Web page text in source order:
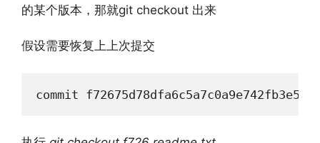
的某个版本，那就git checkout 出来
假设需要恢复上上次提交
commit